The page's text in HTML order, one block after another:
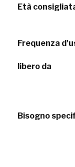
Età
Frequenza
libero da
Bisogno